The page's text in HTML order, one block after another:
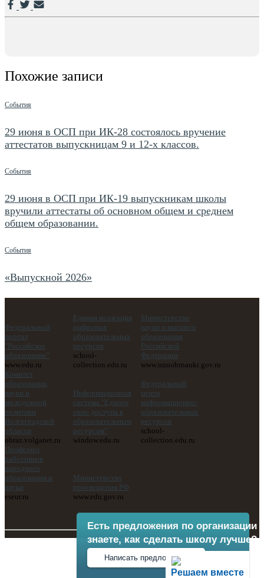
Похожие записи
События
29 июня в ОСП при ИК-28 состоялось вручение
аттестатов выпускницам 9 и 12-х классов.
События
29 июня в ОСП при ИК-19 выпускникам школы
вручили аттестаты об основном общем и среднем
общем образовании.
События
«Выпускной 2026»
Федеральный
портал
"Российское
образование"
www.edu.ru
Единая коллекция
цифровых
образовательных
ресурсов
school-
collection.edu.ru
Министерство
науки и высшего
образования
Российской
Федерации
www.minobrnauki.gov.ru
Комитет
образования,
науки и
молодежной
политики
Волгоградской
области
obraz.volganet.ru
Информационная
система "Единое
окно доступа к
образовательным
ресурсам"
window.edu.ru
Федеральный
центр
информационно-
образовательных
ресурсов
school-
collection.edu.ru
Профсоюз
работников
народного
образования и
науки
eseur.ru
Министерство
просвещения РФ
www.edu.gov.ru
Решаем вместе
Есть предложения по организации
знаете, как сделать школу лучше?
Написать предложение